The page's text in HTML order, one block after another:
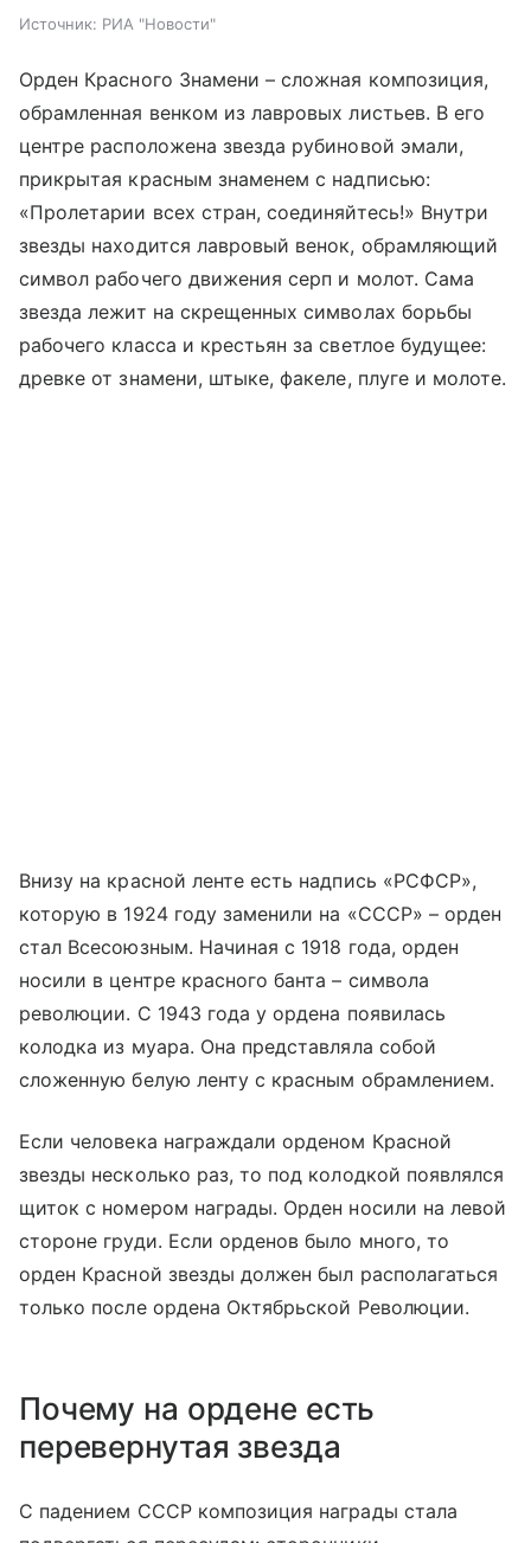
Источник: РИА "Новости"
Орден Красного Знамени – сложная композиция,
обрамленная венком из лавровых листьев. В его
центре расположена звезда рубиновой эмали,
прикрытая красным знаменем с надписью:
«Пролетарии всех стран, соединяйтесь!» Внутри
звезды находится лавровый венок, обрамляющий
символ рабочего движения серп и молот. Сама
звезда лежит на скрещенных символах борьбы
рабочего класса и крестьян за светлое будущее:
древке от знамени, штыке, факеле, плуге и молоте.
Внизу на красной ленте есть надпись «РСФСР»,
которую в 1924 году заменили на «СССР» – орден
стал Всесоюзным. Начиная с 1918 года, орден
носили в центре красного банта – символа
революции. С 1943 года у ордена появилась
колодка из муара. Она представляла собой
сложенную белую ленту с красным обрамлением.
Если человека награждали орденом Красной
звезды несколько раз, то под колодкой появлялся
щиток с номером награды. Орден носили на левой
стороне груди. Если орденов было много, то
орден Красной звезды должен был располагаться
только после ордена Октябрьской Революции.
Почему на ордене есть
перевернутая звезда
С падением СССР композиция награды стала